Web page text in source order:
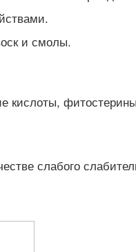
и смолы.
кислоты,
слабого